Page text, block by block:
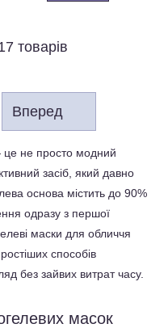
товарів
Вперед
це не просто модний
засіб, який давно
основа містить до 90%
одразу з першої
маски для обличчя
способів
без зайвих витрат часу.
масок